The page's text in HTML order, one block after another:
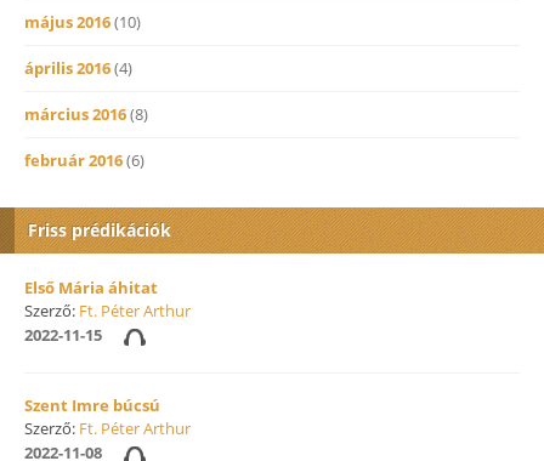
május 2016(10)
április 2016(4)
március 2016(8)
február 2016(6)
Friss prédikációk
Első Mária áhitat
Szerző: Ft. Péter Arthur
2022-11-15
Szent Imre búcsú
Szerző: Ft. Péter Arthur
2022-11-08